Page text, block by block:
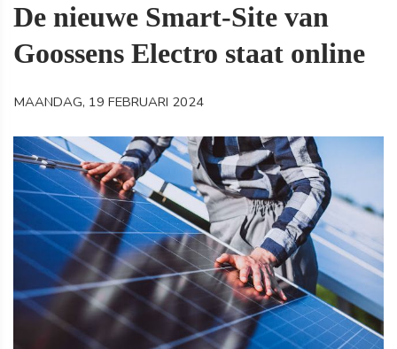
De nieuwe Smart-Site van
Goossens Electro staat online
MAANDAG, 19 FEBRUARI 2024